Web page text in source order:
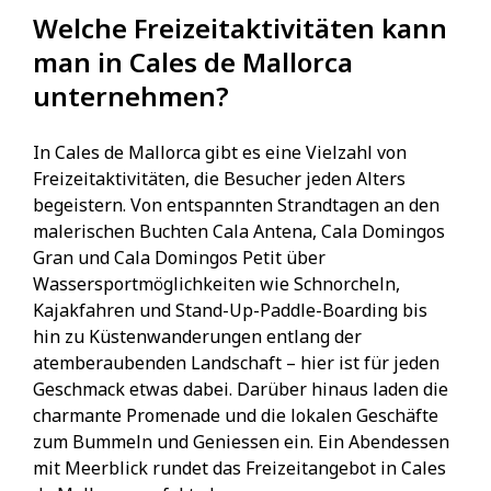
Welche Freizeitaktivitäten kann
man in Cales de Mallorca
unternehmen?
In Cales de Mallorca gibt es eine Vielzahl von
Freizeitaktivitäten, die Besucher jeden Alters
begeistern. Von entspannten Strandtagen an den
malerischen Buchten Cala Antena, Cala Domingos
Gran und Cala Domingos Petit über
Wassersportmöglichkeiten wie Schnorcheln,
Kajakfahren und Stand-Up-Paddle-Boarding bis
hin zu Küstenwanderungen entlang der
atemberaubenden Landschaft – hier ist für jeden
Geschmack etwas dabei. Darüber hinaus laden die
charmante Promenade und die lokalen Geschäfte
zum Bummeln und Geniessen ein. Ein Abendessen
mit Meerblick rundet das Freizeitangebot in Cales